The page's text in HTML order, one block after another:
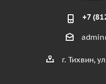
+7
г. Тихвин,